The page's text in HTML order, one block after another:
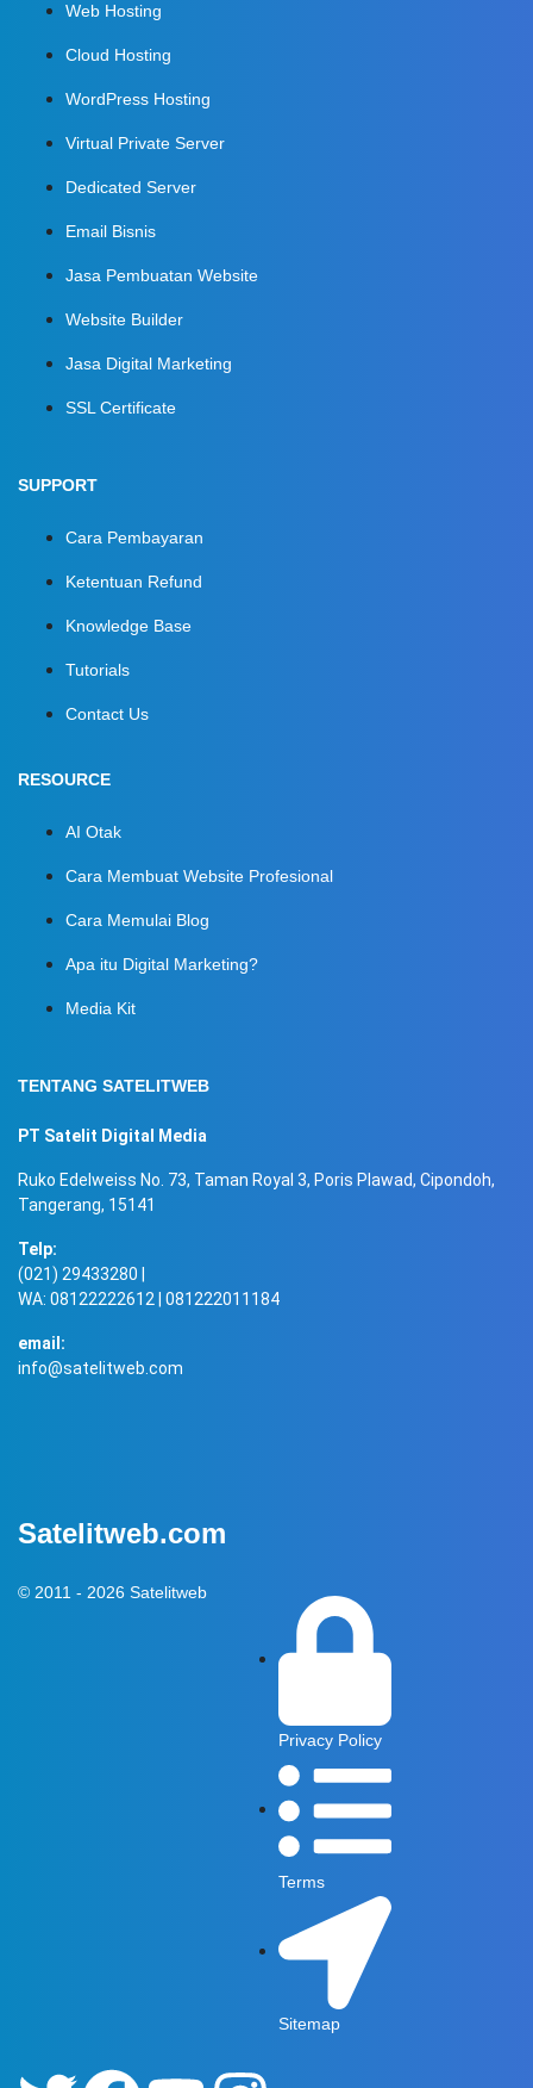
Web Hosting
Cloud Hosting
WordPress Hosting
Virtual Private Server
Dedicated Server
Email Bisnis
Jasa Pembuatan Website
Website Builder
Jasa Digital Marketing
SSL Certificate
SUPPORT
Cara Pembayaran
Ketentuan Refund
Knowledge Base
Tutorials
Contact Us
RESOURCE
AI Otak
Cara Membuat Website Profesional
Cara Memulai Blog
Apa itu Digital Marketing?
Media Kit
TENTANG SATELITWEB
PT Satelit Digital Media
Ruko Edelweiss No. 73, Taman Royal 3, Poris Plawad, Cipondoh,
Tangerang, 15141
Telp:
(021) 29433280 |
WA: 08122222612 | 081222011184
email:
info@satelitweb.com
Satelitweb.com
© 2011 - 2026 Satelitweb
Privacy Policy
Terms
Sitemap